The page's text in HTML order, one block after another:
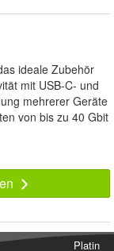
ideale Zubehör
mit USB-C- und
mehrerer Geräte
von bis zu 40 Gbit
Platin